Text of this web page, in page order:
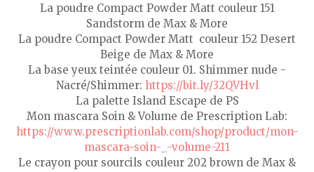
La poudre Compact Powder Matt couleur 151
Sandstorm de Max & More
La poudre Compact Powder Matt couleur 152 Desert
Beige de Max & More
La base yeux teintée couleur 01. Shimmer nude -
Nacré/Shimmer: https://bit.ly/32QVHvl
La palette Island Escape de PS
Mon mascara Soin & Volume de Prescription Lab:
https://www.prescriptionlab.com/shop/product/mon-
mascara-soin-_-volume-211
Le crayon pour sourcils couleur 202 brown de Max &